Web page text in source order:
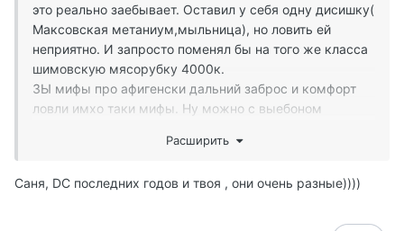
это реально заебывает. Оставил у себя одну дисишку(
Максовская метаниум,мыльница), но ловить ей
неприятно. И запросто поменял бы на того же класса
шимовскую мясорубку 4000к.
ЗЫ мифы про афигенски дальний заброс и комфорт
ловли имхо таки мифы. Ну можно с выебоном
только " нафига в нашем зоопарке весь этот тюнинх"../
Расширить
Саня, DC последних годов и твоя , они очень разные))))